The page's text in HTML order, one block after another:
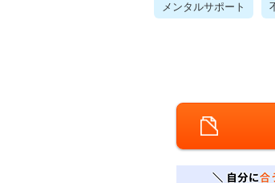
メンタルサポート